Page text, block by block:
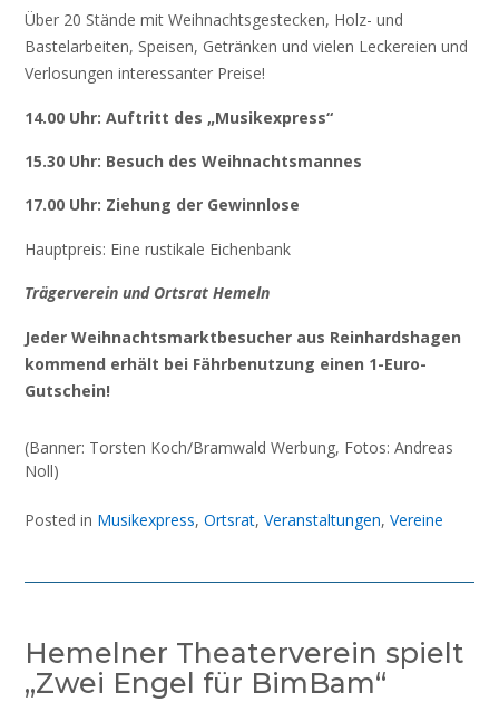
Über 20 Stände mit Weihnachtsgestecken, Holz- und
Bastelarbeiten, Speisen, Getränken und vielen Leckereien und
Verlosungen interessanter Preise!
14.00 Uhr: Auftritt des „Musikexpress“
15.30 Uhr: Besuch des Weihnachtsmannes
17.00 Uhr: Ziehung der Gewinnlose
Hauptpreis: Eine rustikale Eichenbank
Trägerverein und Ortsrat Hemeln
Jeder Weihnachtsmarktbesucher aus Reinhardshagen
kommend erhält bei Fährbenutzung einen 1-Euro-
Gutschein!
(Banner: Torsten Koch/Bramwald Werbung, Fotos: Andreas
Noll)
Posted in Musikexpress, Ortsrat, Veranstaltungen, Vereine
Hemelner Theaterverein spielt
„Zwei Engel für BimBam“